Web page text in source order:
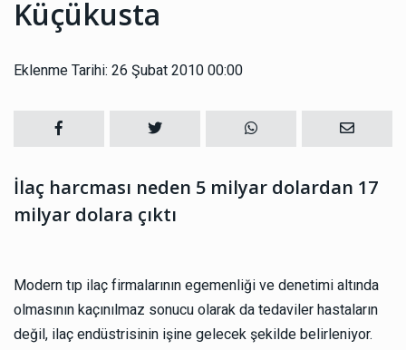
Küçükusta
Eklenme Tarihi: 26 Şubat 2010 00:00
İlaç harcması neden 5 milyar dolardan 17
milyar dolara çıktı
Modern tıp ilaç firmalarının egemenliği ve denetimi altında
olmasının kaçınılmaz sonucu olarak da tedaviler hastaların
değil, ilaç endüstrisinin işine gelecek şekilde belirleniyor.